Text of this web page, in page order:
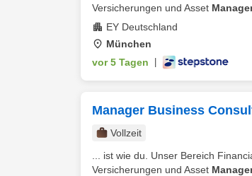
Versicherungen und Asset
EY Deutschland
München
vor 5 Tagen
Manager Business
Vollzeit
... ist wie du. Unser Bereich
Versicherungen und Asset